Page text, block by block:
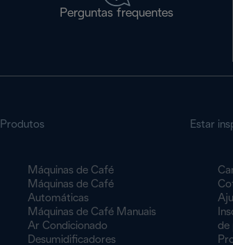
Perguntas frequentes
Produtos
Máquinas de Café
Máquinas de Café
Automáticas
Máquinas de Café Manuais
Ar Condicionado
Desumidificadores
Estar
de